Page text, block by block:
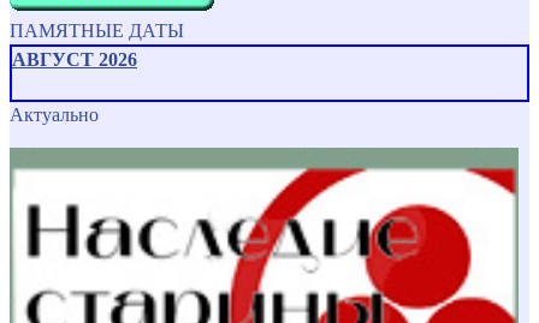
ПАМЯТНЫЕ ДАТЫ
АВГУСТ 2026
Актуально